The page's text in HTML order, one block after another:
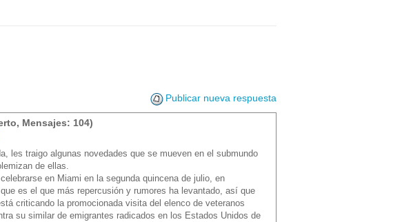
Publicar nueva respuesta
Mensajes: 104)
les traigo algunas novedades que se mueven en el submundo
de ellas.
en Miami en la segunda quincena de julio, en
es el que más repercusión y rumores ha levantado, así que
criticando la promocionada visita del elenco de veteranos
su similar de emigrantes radicados en los Estados Unidos de